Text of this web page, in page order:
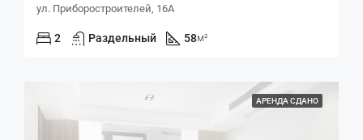
ул. Приборостроителей, 16А
2 Раздельный 58м²
АРЕНДА СДАНО